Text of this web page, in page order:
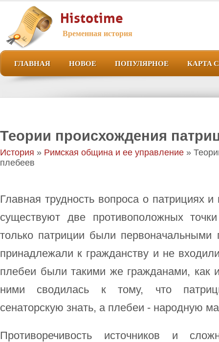
Histotime
Временная история
ГЛАВНАЯ НОВОЕ ПОПУЛЯРНОЕ КАРТА
Теории происхождения
История » Римская община и ее управление »
плебеев
Главная трудность вопроса о патрициях
существуют две противоположных
только патриции были
принадлежали к гражданству и не
плебеи были такими же гражданами, как
ними сводилась к тому, что
сенаторскую знать, а плебеи - народную
Противоречивость источников и